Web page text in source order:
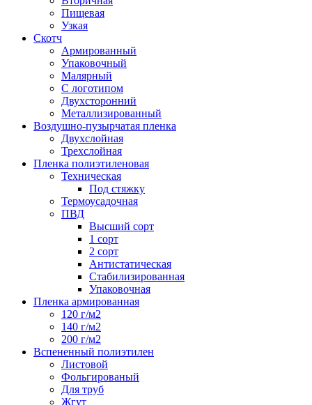
Пищевая
Узкая
Скотч
Армированный
Упаковочный
Малярный
С логотипом
Двухсторонний
Металлизированный
Воздушно-пузырчатая пленка
Двухслойная
Трехслойная
Пленка полиэтиленовая
Техническая
Под стяжку
Термоусадочная
ПВД
Высший сорт
1 сорт
2 сорт
Антистатическая
Стабилизированная
Упаковочная
Пленка армированная
120 г/м2
140 г/м2
200 г/м2
Вспененный полиэтилен
Листовой
Фольгированый
Для труб
Жгут